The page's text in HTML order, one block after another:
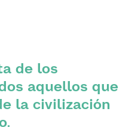
de los
aquellos que
la civilización